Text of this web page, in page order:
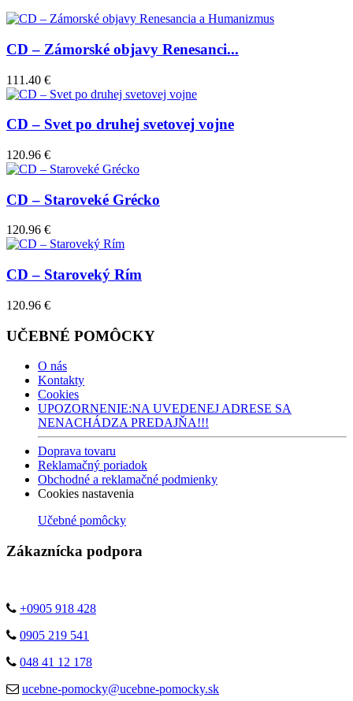
CD – Zámorské objavy Renesanci...
111.40 €
CD – Svet po druhej svetovej vojne
120.96 €
CD – Staroveké Grécko
120.96 €
CD – Staroveký Rím
120.96 €
UČEBNÉ POMÔCKY
O nás
Kontakty
Cookies
UPOZORNENIE:NA UVEDENEJ ADRESE SA
NENACHÁDZA PREDAJŇA!!!
Doprava tovaru
Reklamačný poriadok
Obchodné a reklamačné podmienky
Cookies nastavenia
Učebné pomôcky
Zákaznícka podpora
+0905 918 428
0905 219 541
048 41 12 178
ucebne-pomocky@ucebne-pomocky.sk